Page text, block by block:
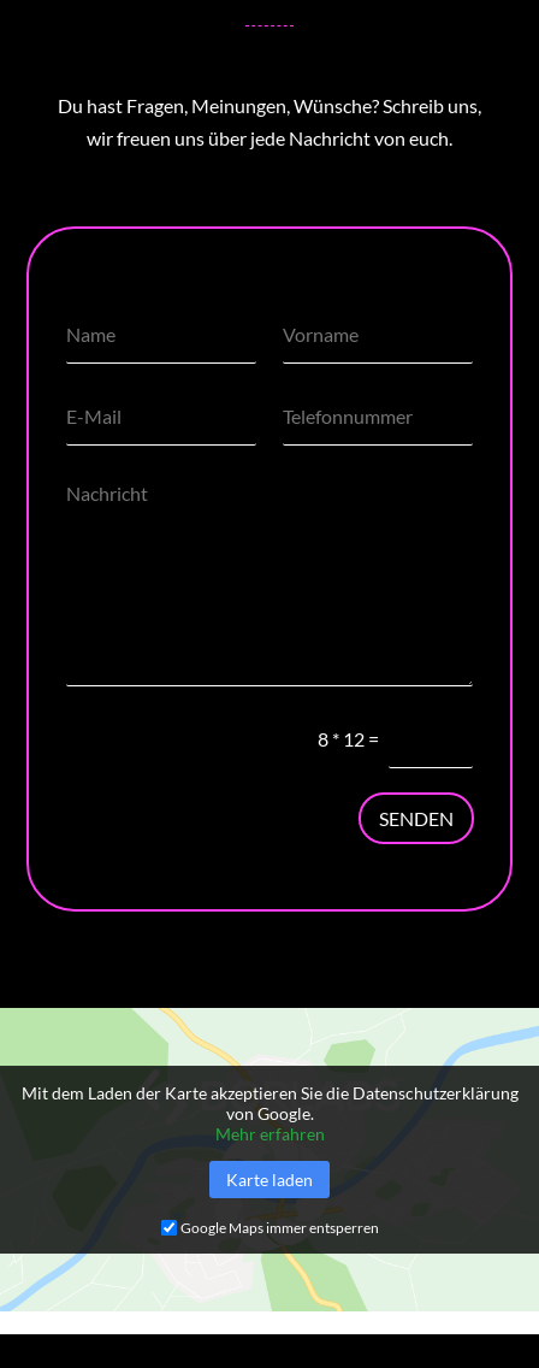
Du hast Fragen, Meinungen, Wünsche? Schreib uns,
wir freuen uns über jede Nachricht von euch.
8 * 12 =
SENDEN
Mit dem Laden der Karte akzeptieren Sie die Datenschutzerklärung
von Google.
Mehr erfahren
Karte laden
Google Maps immer entsperren